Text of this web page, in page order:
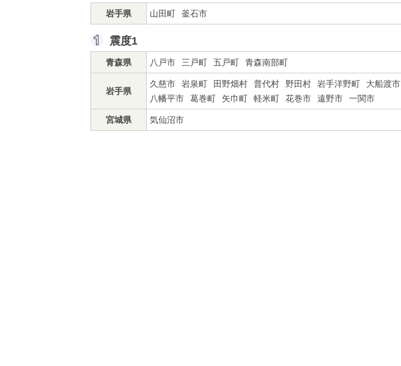
岩手県 山田町 釜石市
震度1
青森県 八戸市 三戸町 五戸町 青森南部町
岩手県
久慈市 岩泉町 田野畑村 普代村 野田村 岩手洋野町 大船渡市
八幡平市
葛巻町 矢巾町 軽米町 花巻市 遠野市 一関市
宮城県 気仙沼市